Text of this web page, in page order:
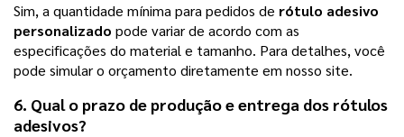
Sim, a quantidade mínima para pedidos de rótulo adesivo
personalizado pode variar de acordo com as
especificações do material e tamanho. Para detalhes, você
pode simular o orçamento diretamente em nosso site.
6. Qual o prazo de produção e entrega dos rótulos
adesivos?